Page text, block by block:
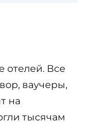
отелей. Все
ваучеры,
на
тысячам